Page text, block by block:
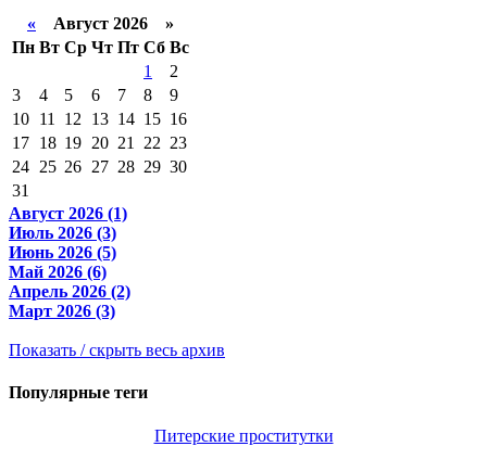
« Август 2026 »
Пн Вт Ср Чт Пт Сб Вс
1
2
3
4 5 6 7 8
9
10 11 12 13 14 15 16
17 18 19 20 21 22 23
24 25 26 27 28 29 30
31
Август 2026 (1)
Июль 2026 (3)
Июнь 2026 (5)
Май 2026 (6)
Апрель 2026 (2)
Март 2026 (3)
Показать / скрыть весь архив
Популярные теги
Питерские проститутки